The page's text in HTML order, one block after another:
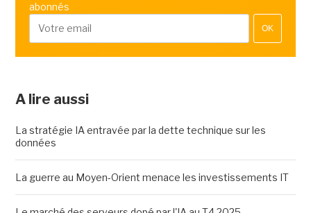
abonnés
OK
A lire aussi
La stratégie IA entravée par la dette technique sur les
données
La guerre au Moyen-Orient menace les investissements IT